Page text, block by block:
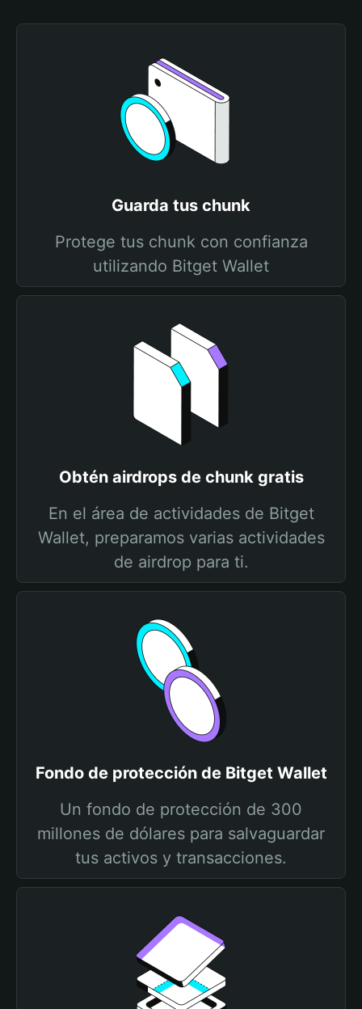
Guarda tus chunk
Protege tus chunk con confianza
utilizando Bitget Wallet
Obtén airdrops de chunk gratis
En el área de actividades de Bitget
Wallet, preparamos varias actividades
de airdrop para ti.
Fondo de protección de Bitget Wallet
Un fondo de protección de 300
millones de dólares para salvaguardar
tus activos y transacciones.